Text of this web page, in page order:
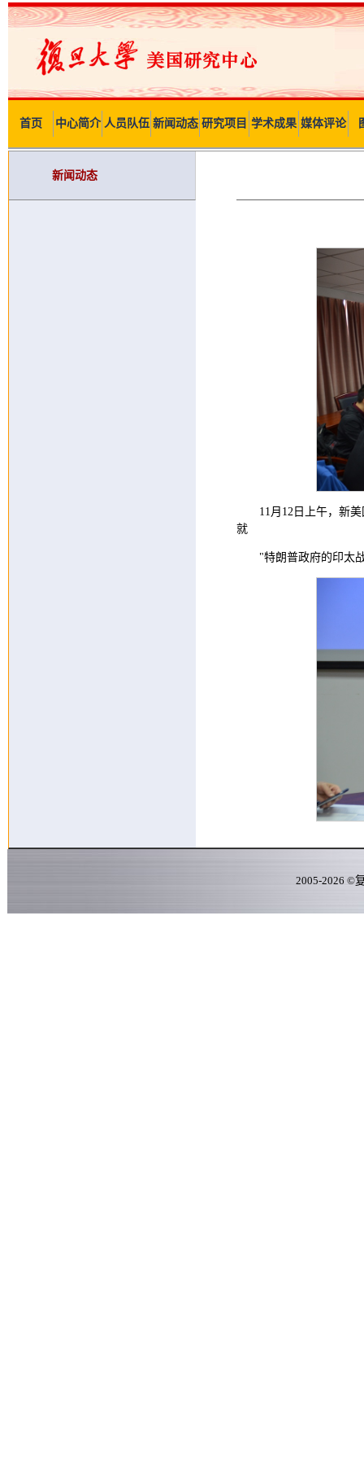
首页 中心简介 人员队伍 新闻动态 研究项目 学术成果 媒体评论
新闻动态
11月12日上午，新
就
"特朗普政府的印太
2005-2026 ©